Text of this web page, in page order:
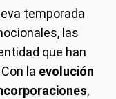
temporada
las
que han
la evolución
,